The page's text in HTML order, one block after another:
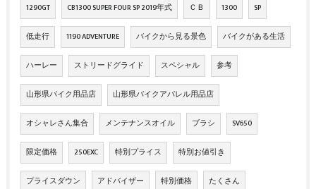
1290GT CB1300 SUPER FOUR SP 2019年式 ＣＢ 1300 SP
低走行 1190 ADVENTURE バイクから見る景色 バイクがある生活
ハーレー ストリードグライド スペシャル 参考
山形県バイク用品店 山形県バイクアパレル用品店
オシャレさん集合 メンテナンスオイル ブラシ SV650
限定価格 250EXC 特別プライス 特別お値引き
プライスダウン アドバイザー 特別価格 たくさん